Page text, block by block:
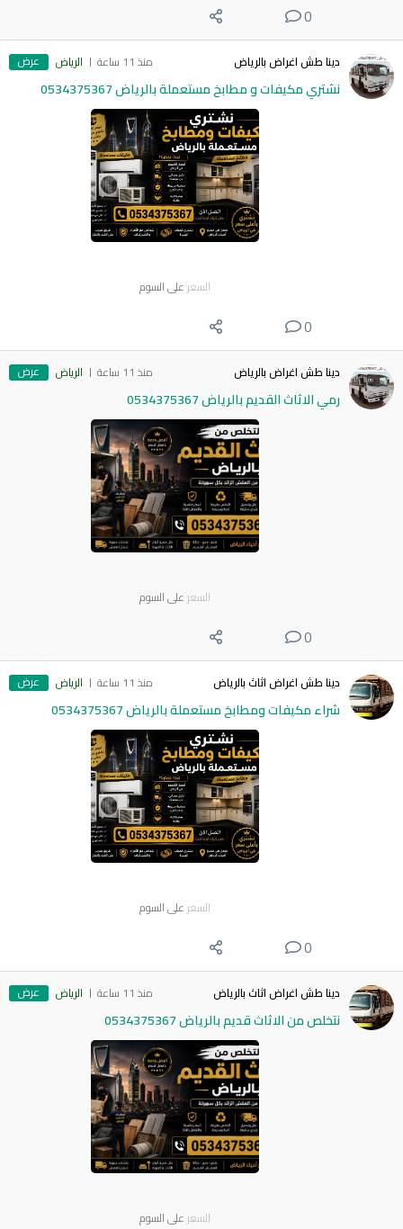
0
دينا طش اغراض بالرياض منذ 11 ساعة الرياض عرض
نشتري مكيفات و مطابخ مستعملة بالرياض 0534375367
السعر على السوم
0
دينا طش اغراض بالرياض منذ 11 ساعة الرياض عرض
رمي الاثاث القديم بالرياض 0534375367
السعر على السوم
0
دينا طش اغراض اثاث بالرياض منذ 11 ساعة الرياض عرض
شراء مكيفات ومطابخ مستعملة بالرياض 0534375367
السعر على السوم
0
دينا طش اغراض اثاث بالرياض منذ 11 ساعة الرياض عرض
نتخلص من الاثاث قديم بالرياض 0534375367
السعر على السوم